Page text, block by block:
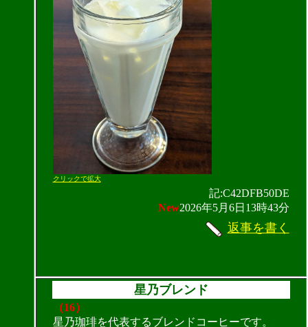
クリックで拡大
記:C42DFB50DE
New2026年5月6日13時43分
返事を書く
星乃ブレンド
（16）
星乃珈琲を代表するブレンドコーヒーです。